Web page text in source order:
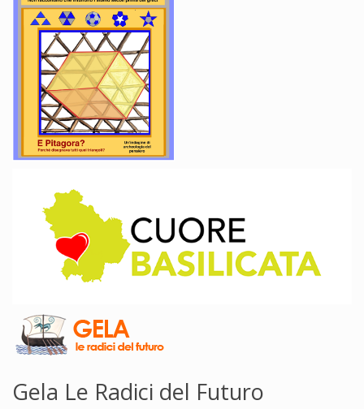
Gela Le Radici del Futuro